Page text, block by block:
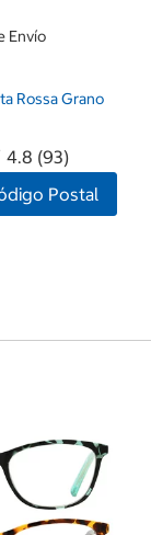
Envío
Rossa Grano
4.8 (93)
Postal